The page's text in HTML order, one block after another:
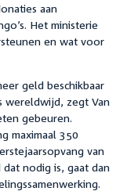
aan
Het ministerie
en wat voor
geld beschikbaar
wereldwijd, zegt Van
gebeuren.
maximaal 350
van
nodig is, gaat dan